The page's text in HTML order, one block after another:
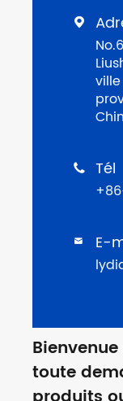

 Tél
 E-
toute